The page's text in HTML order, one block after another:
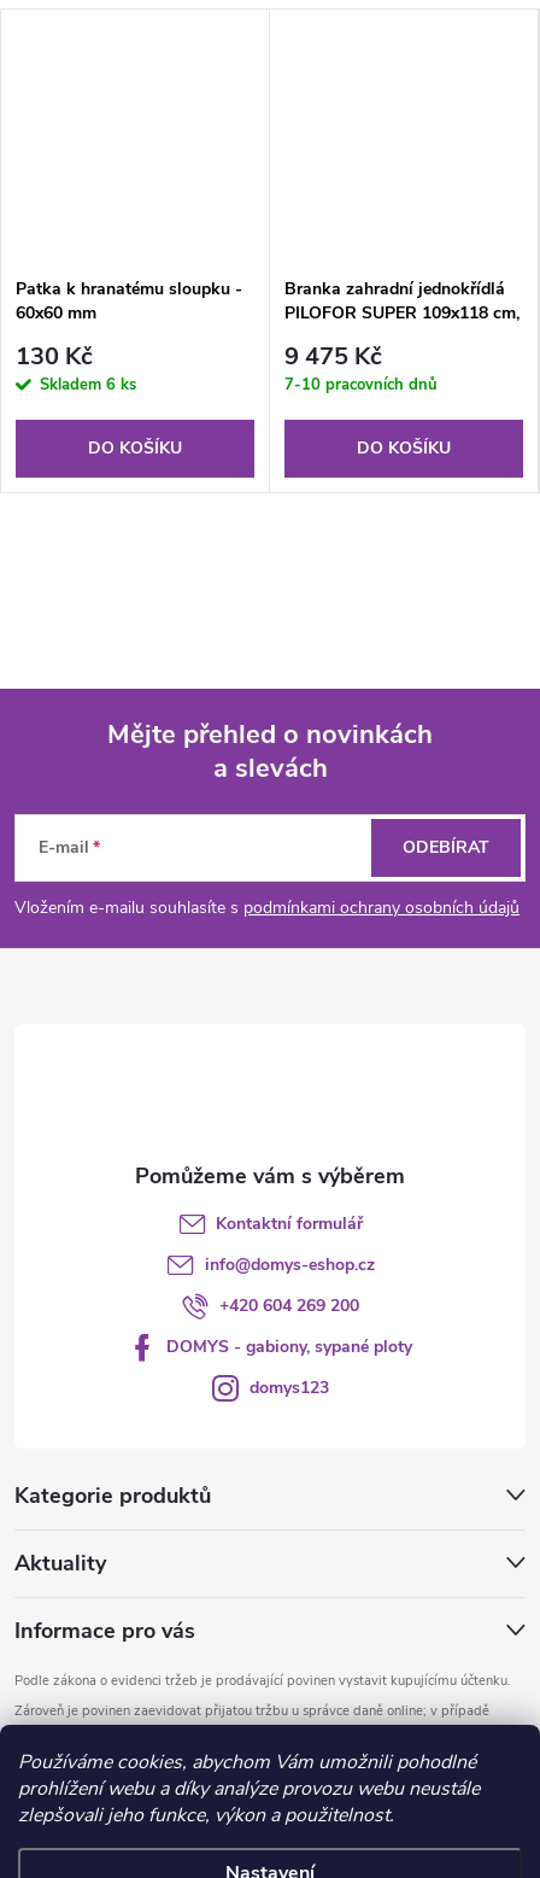
Používáme cookies, abychom Vám umožnili pohodlné
prohlížení webu a díky analýze provozu webu neustále
zlepšovali jeho funkce, výkon a použitelnost.
Patka k hranatému sloupku -
60x60 mm
130 Kč
Skladem 6 ks
DO KOŠÍKU
Branka zahradní jednokřídlá
PILOFOR SUPER 109x118 cm,
9 475 Kč
7-10 pracovních dnů
DO KOŠÍKU
p
a
Mějte přehled o novinkách
a slevách
E-mail
Vložením e-mailu souhlasíte s podmínkami ochrany osobních údajů
ODEBÍRAT
Kategorie produktů
Aktuality
Informace pro vás
Podle zákona o evidenci tržeb je prodávající povinen vystavit kupujícímu účtenku.
Zároveň je povinen zaevidovat přijatou tržbu u správce daně online; v případě
Kontaktní formulář
info@domys-eshop.cz
+420 604 269 200
DOMYS - gabiony, sypané ploty
domys123
Copyright 2026DOMYS. Všechna práva vyhrazena.